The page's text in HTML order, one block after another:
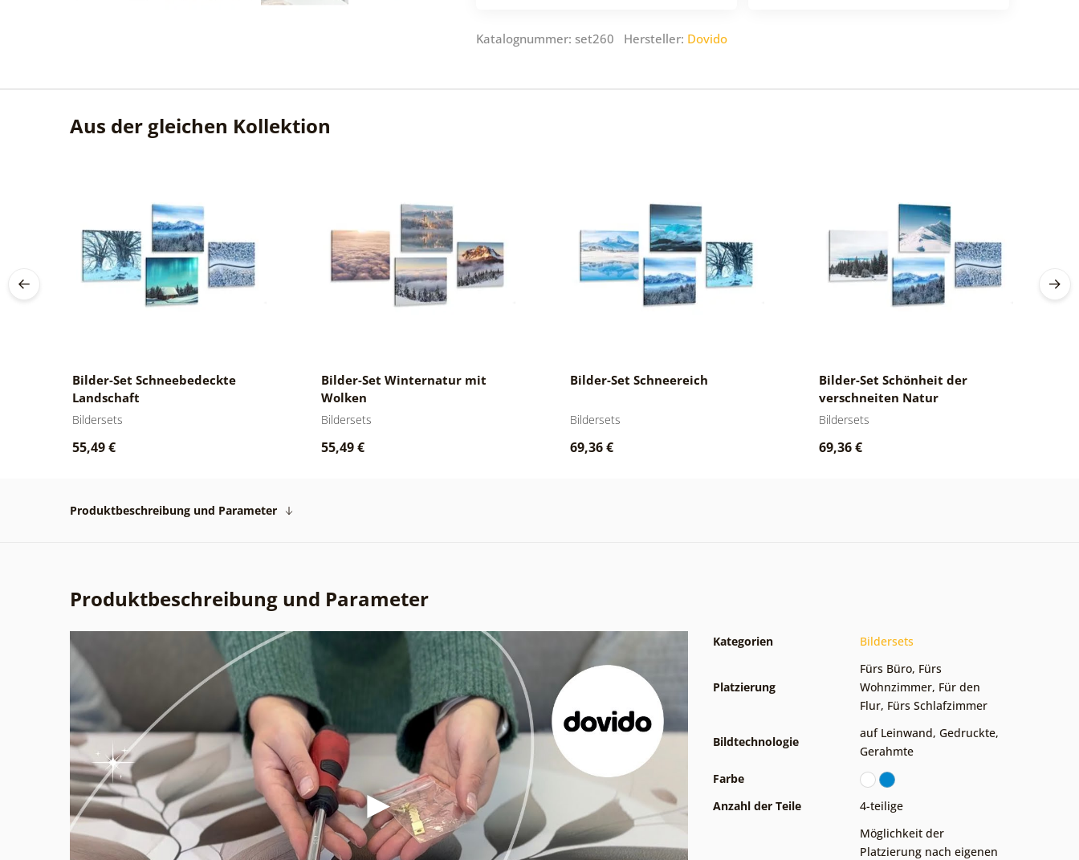
Katalognummer: set260 Hersteller: Dovido
Aus der gleichen Kollektion
Bilder-Set Schneebedeckte
Landschaft
Bildersets
55,49 €
Bilder-Set Winternatur mit
Wolken
Bildersets
55,49 €
Bilder-Set Schneereich
Bildersets
69,36 €
Bilder-Set Schönheit der
verschneiten Natur
Bildersets
69,36 €
Produktbeschreibung und Parameter
Produktbeschreibung und Parameter
Kategorien Bildersets
Platzierung
Fürs Büro, Fürs
Wohnzimmer, Für den
Flur, Fürs Schlafzimmer
Bildtechnologie
auf Leinwand, Gedruckte,
Gerahmte
Farbe
Anzahl der Teile
4-teilige
Möglichkeit der
Platzierung nach eigenen